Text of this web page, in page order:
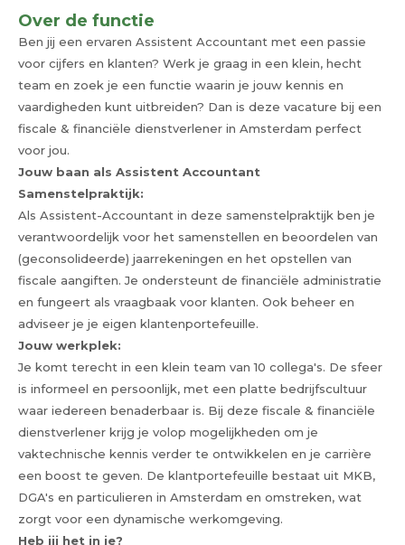
Over de functie
Ben jij een ervaren Assistent Accountant met een passie
voor cijfers en klanten? Werk je graag in een klein, hecht
team en zoek je een functie waarin je jouw kennis en
vaardigheden kunt uitbreiden? Dan is deze vacature bij een
fiscale & financiële dienstverlener in Amsterdam perfect
voor jou.
Jouw baan als Assistent Accountant
Samenstelpraktijk:
Als Assistent-Accountant in deze samenstelpraktijk ben je
verantwoordelijk voor het samenstellen en beoordelen van
(geconsolideerde) jaarrekeningen en het opstellen van
fiscale aangiften. Je ondersteunt de financiële administratie
en fungeert als vraagbaak voor klanten. Ook beheer en
adviseer je je eigen klantenportefeuille.
Jouw werkplek:
Je komt terecht in een klein team van 10 collega's. De sfeer
is informeel en persoonlijk, met een platte bedrijfscultuur
waar iedereen benaderbaar is. Bij deze fiscale & financiële
dienstverlener krijg je volop mogelijkheden om je
vaktechnische kennis verder te ontwikkelen en je carrière
een boost te geven. De klantportefeuille bestaat uit MKB,
DGA's en particulieren in Amsterdam en omstreken, wat
zorgt voor een dynamische werkomgeving.
Heb jij het in je?